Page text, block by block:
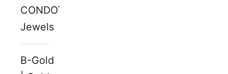
CONDOTTI
Jewels
B-Gold